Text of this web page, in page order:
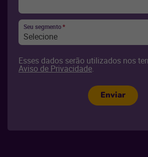
Seu segmento*
Selecione
Esses dados serão utilizados nos
Aviso de Privacidade.
Enviar